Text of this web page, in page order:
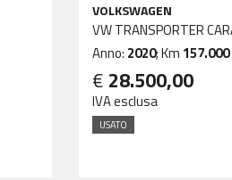
VOLKSWAGEN
VW TRANSPORTER
Anno: 2020; Km 157.000
€ 28.500,00
IVA esclusa
USATO